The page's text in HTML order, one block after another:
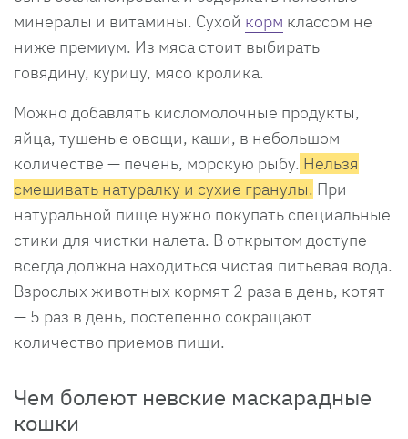
минералы и витамины. Сухой корм классом не
ниже премиум. Из мяса стоит выбирать
говядину, курицу, мясо кролика.
Можно добавлять кисломолочные продукты,
яйца, тушеные овощи, каши, в небольшом
количестве — печень, морскую рыбу. Нельзя
смешивать натуралку и сухие гранулы. При
натуральной пище нужно покупать специальные
стики для чистки налета. В открытом доступе
всегда должна находиться чистая питьевая вода.
Взрослых животных кормят 2 раза в день, котят
— 5 раз в день, постепенно сокращают
количество приемов пищи.
Чем болеют невские маскарадные
кошки